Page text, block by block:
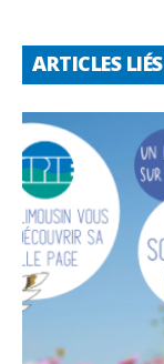
ARTICLES LIÉS